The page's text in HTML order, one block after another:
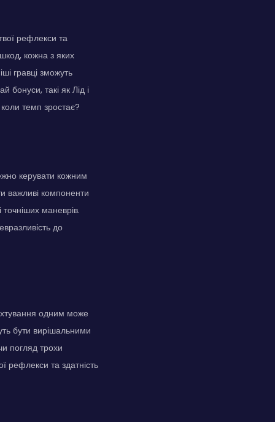
рефлекси та
кожна з яких
гравці зможуть
бонуси, такі як Лід і
темп зростає?
керувати кожним
важливі компоненти
маневрів.
до
одним може
бути вирішальними
погляд трохи
рефлекси та здатність